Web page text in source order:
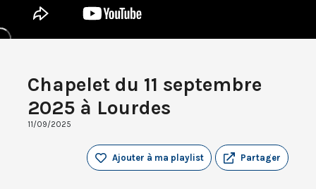
Chapelet du 11 septembre
2025 à Lourdes
11/09/2025
Partager
Ajouter à ma playlist